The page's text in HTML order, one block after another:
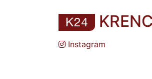
Instagram